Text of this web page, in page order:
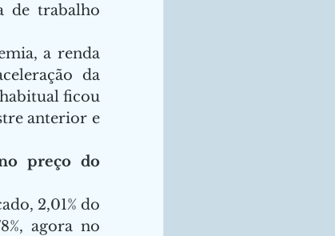
de trabalho
a renda
da
ficou
anterior e
preço do
2,01% do
agora no